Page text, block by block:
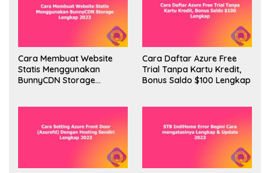
Cara Membuat Website
Statis Menggunakan
BunnyCDN Storage
Cara Daftar Azure Free
Trial Tanpa Kartu Kredit,
Bonus Saldo $100 Lengkap